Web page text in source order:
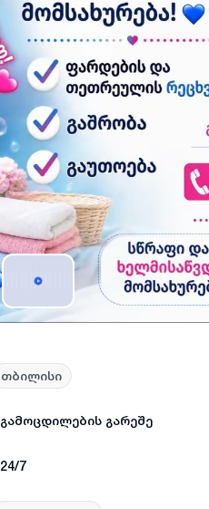
თბილისი
გამოცდილების გარეშე
24/7